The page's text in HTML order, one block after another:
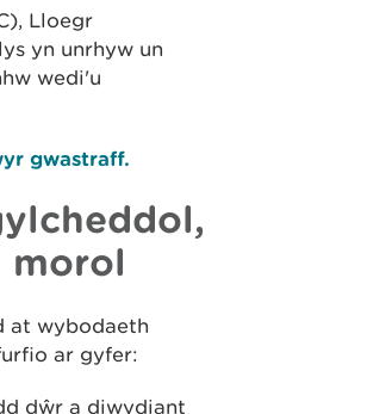
Lloegr
yn unrhyw un
wedi'u
gwastraff.
morol
at wybodaeth
ar gyfer:
dŵr a diwydiant